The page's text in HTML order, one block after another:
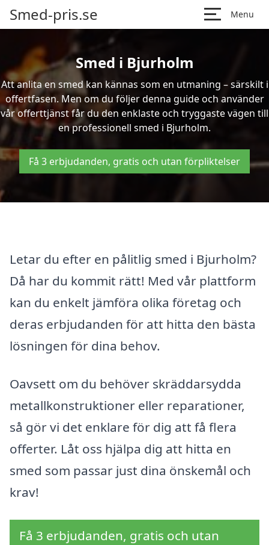
Smed-pris.se Menu
Smed i Bjurholm
Att anlita en smed kan kännas som en utmaning – särskilt i
offertfasen. Men om du följer denna guide och använder
vår offerttjänst får du den enklaste och tryggaste vägen till
en professionell smed i Bjurholm.
Få 3 erbjudanden, gratis och utan förpliktelser
Letar du efter en pålitlig smed i Bjurholm?
Då har du kommit rätt! Med vår plattform
kan du enkelt jämföra olika företag och
deras erbjudanden för att hitta den bästa
lösningen för dina behov.
Oavsett om du behöver skräddarsydda
metallkonstruktioner eller reparationer,
så gör vi det enklare för dig att få flera
offerter. Låt oss hjälpa dig att hitta en
smed som passar just dina önskemål och
krav!
Få 3 erbjudanden, gratis och utan